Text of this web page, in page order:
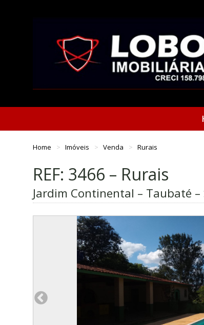
Home Imóveis Venda Rurais
REF: 3466 – Rurais
Jardim Continental – Taubaté –